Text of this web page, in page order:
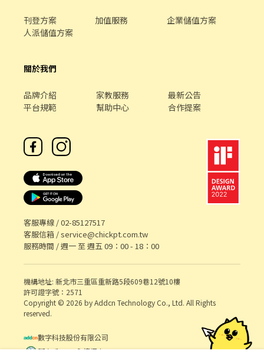
刊登方案 加值服務
企業儲值方案
人派儲值方案
關於我們
品牌介紹 家教服務
最新公告
平台規範
幫助中心 合作提案
客服專線 /02-85127517
客服信箱 /service@chickpt.com.tw
服務時間 / 週一 至 週五 09：00 - 18：00
機構地址: 新北市三重區重新路5段609巷12號10樓
許可證字號：2571
Copyright © 2026 by Addcn Technology Co., Ltd. All Rights
reserved.
數字科技股份有限公司
鄧白氏 ESG 永續標章